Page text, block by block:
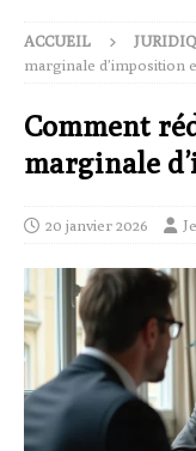
ACCUEIL
marginale d’imposition
Comment
marginale
20 janvier 2026